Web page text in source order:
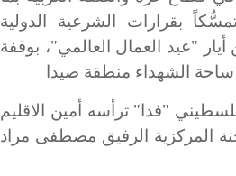
بقرارات الشرعية الدولية
"عيد العمال العالمي"، بوقفة
الشهداء منطقة صيدا
"فدا" ترأسه أمين الاقليم
المركزية الرفيق مصطفى مراد